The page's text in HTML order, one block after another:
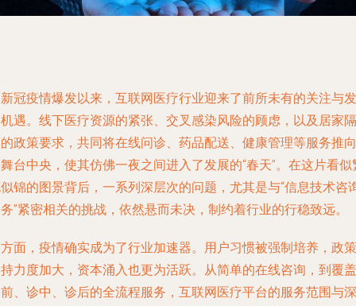
冠疫情爆发以来，互联网医疗行业迎来了前所未有的关注与发
遇。线下医疗资源的紧张、交叉感染风险的顾虑，以及居家隔
政策要求，共同将在线问诊、药品配送、健康管理等服务推向
台中央，使其仿佛一夜之间进入了发展的“春天”。在这片看似
锦的图景背后，一系列深层次的问题，尤其是与“信息技术咨
”紧密相关的挑战，依然悬而未决，制约着行业的行稳致远。
面，疫情确实成为了行业加速器。用户习惯被强制培养，政策
力度加大，资本涌入也更为活跃。从简单的在线咨询，到覆盖
、诊中、诊后的全流程服务，互联网医疗平台的服务范围与深